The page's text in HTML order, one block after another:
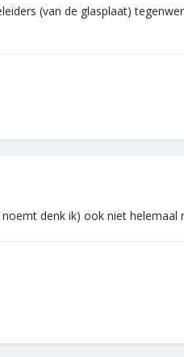
(van de glasplaat)
denk ik) ook niet helemaal